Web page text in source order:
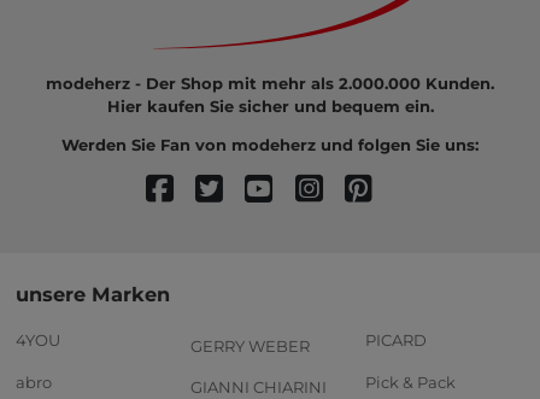
modeherz - Der Shop mit mehr als 2.000.000 Kunden.
Hier kaufen Sie sicher und bequem ein.
Werden Sie Fan von modeherz und folgen Sie uns:
unsere Marken
4YOU
abro
GERRY WEBER
GIANNI CHIARINI
PICARD
Pick & Pack